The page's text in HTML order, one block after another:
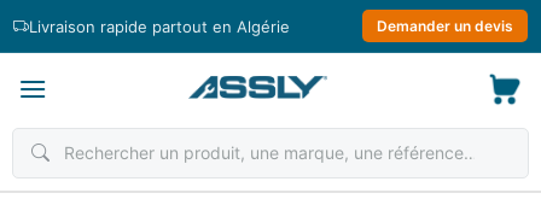
Livraison rapide partout en Algérie Demander un devis